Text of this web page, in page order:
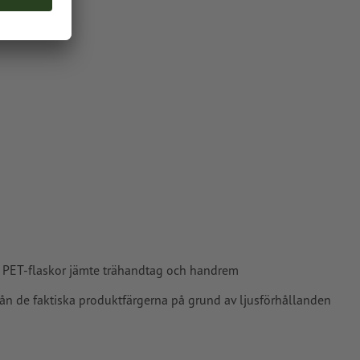
flaskor jämte trähandtag och handrem
de faktiska produktfärgerna på grund av ljusförhållanden